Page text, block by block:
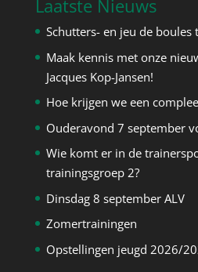
Laatste Nieuws
Schutters- en jeu de boules
Maak kennis met onze
Jacques Kop-Jansen!
Hoe krijgen we een
Ouderavond 7 september
Wie komt er in de
trainingsgroep 2?
Dinsdag 8 september ALV
Zomertrainingen
Opstellingen jeugd 2026/